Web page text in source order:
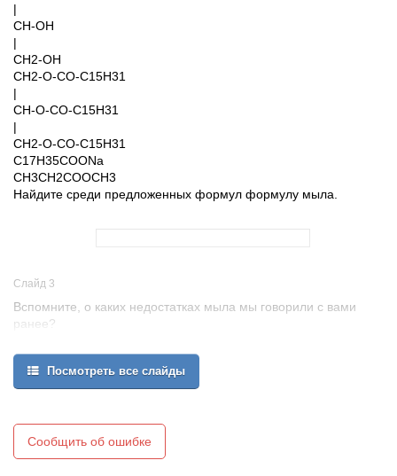
|
CH-OH
|
CH2-OH
CH2-O-CO-C15H31
|
CH-O-CO-C15H31
|
CH2-O-CO-C15H31
C17H35СООNa
CH3CH2COOCH3
Найдите среди предложенных формул формулу мыла.
Слайд 3
Вспомните, о каких недостатках мыла мы говорили с вами
ранее?
Когда человек начал использовать для своих нужд мыло?
Посмотреть все слайды
Сообщить об ошибке